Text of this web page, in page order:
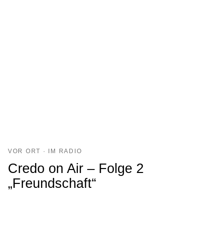
VOR ORT · IM RADIO
Credo on Air – Folge 2
„Freundschaft“